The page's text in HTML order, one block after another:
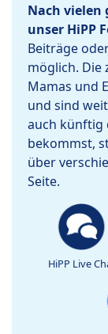
Nach vielen
unser HiPP
Beiträge
möglich. Die
Mamas und
und sind
auch künftig
bekommst,
über
Seite.
HiPP Live